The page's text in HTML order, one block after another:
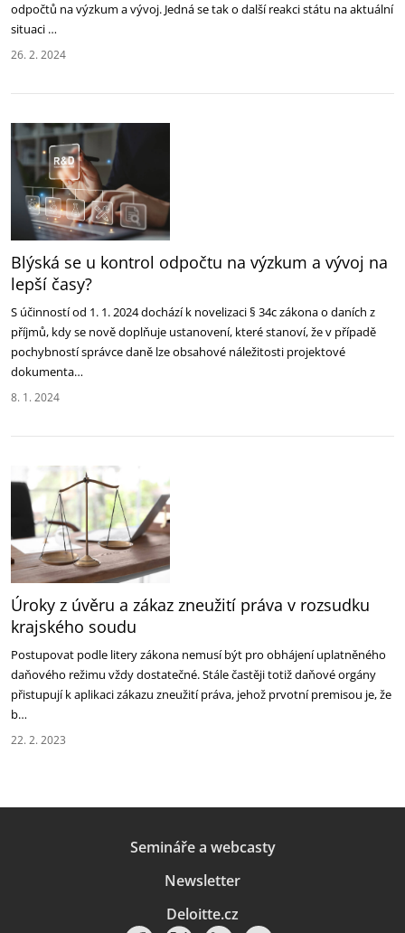
odpočtů na výzkum a vývoj. Jedná se tak o další reakci státu na aktuální
situaci …
26. 2. 2024
Blýská se u kontrol odpočtu na výzkum a vývoj na
lepší časy?
S účinností od 1. 1. 2024 dochází k novelizaci § 34c zákona o daních z
příjmů, kdy se nově doplňuje ustanovení, které stanoví, že v případě
pochybností správce daně lze obsahové náležitosti projektové
dokumenta…
8. 1. 2024
Úroky z úvěru a zákaz zneužití práva v rozsudku
krajského soudu
Postupovat podle litery zákona nemusí být pro obhájení uplatněného
daňového režimu vždy dostatečné. Stále častěji totiž daňové orgány
přistupují k aplikaci zákazu zneužití práva, jehož prvotní premisou je, že
b…
22. 2. 2023
Semináře a webcasty
Newsletter
Deloitte.cz